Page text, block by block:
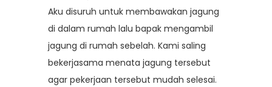
Aku disuruh untuk membawakan jagung
di dalam rumah lalu bapak mengambil
jagung di rumah sebelah. Kami saling
bekerjasama menata jagung tersebut
agar pekerjaan tersebut mudah selesai.